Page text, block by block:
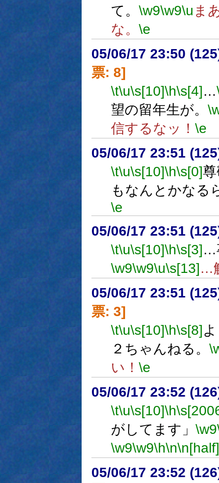
て。 \w9\w9\u ま
な。 \e
05/06/17 23:50
票: 8]
\t\u\s[10]\h\s[4]…
望の留年生が。
信するなッ！ \e
05/06/17 23:51
\t\u\s[10]\h\s[0]
もなんとかなる
\e
05/06/17 23:51
\t\u\s[10]\h\s[3]…
\w9\w9\u\s[13]…
05/06/17 23:51
票: 3]
\t\u\s[10]\h\s[8]
２ちゃんねる。
い！ \e
05/06/17 23:52
\t\u\s[10]\h
がしてます」 \w9
\w9\w9\h\n\n[half]
05/06/17 23:52